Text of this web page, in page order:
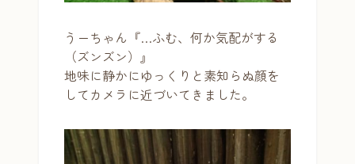
うーちゃん『…ふむ、何か気配がする
（ズンズン）』
地味に静かにゆっくりと素知らぬ顔を
してカメラに近づいてきました。